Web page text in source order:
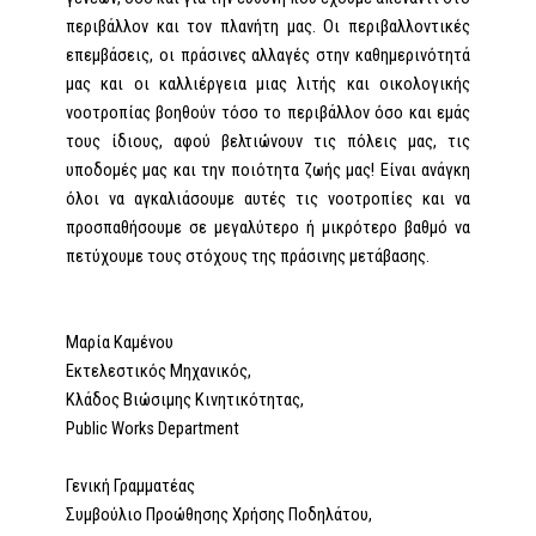
περιβάλλον και τον πλανήτη μας. Οι περιβαλλοντικές
επεμβάσεις, οι πράσινες αλλαγές στην καθημερινότητά
μας και οι καλλιέργεια μιας λιτής και οικολογικής
νοοτροπίας βοηθούν τόσο το περιβάλλον όσο και εμάς
τους ίδιους, αφού βελτιώνουν τις πόλεις μας, τις
υποδομές μας και την ποιότητα ζωής μας! Είναι ανάγκη
όλοι να αγκαλιάσουμε αυτές τις νοοτροπίες και να
προσπαθήσουμε σε μεγαλύτερο ή μικρότερο βαθμό να
πετύχουμε τους στόχους της πράσινης μετάβασης.
Μαρία Καμένου
Εκτελεστικός Μηχανικός,
Κλάδος Βιώσιμης Κινητικότητας,
Public Works Department
Γενική Γραμματέας
Συμβούλιο Προώθησης Χρήσης Ποδηλάτου,